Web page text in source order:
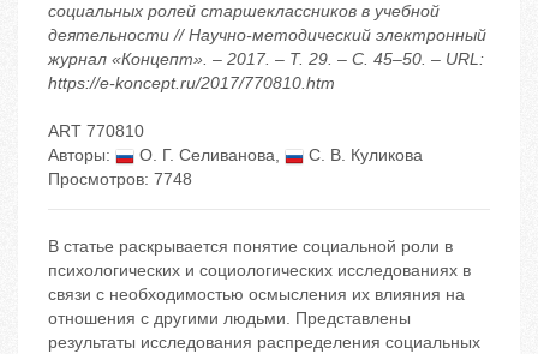
социальных ролей старшеклассников в учебной
деятельности // Научно-методический электронный
журнал «Концепт». – 2017. – Т. 29. – С. 45–50. – URL:
https://e-koncept.ru/2017/770810.htm
ART 770810
Авторы:
О. Г. Селиванова,
С. В. Куликова
Просмотров: 7748
В статье раскрывается понятие социальной роли в
психологических и социологических исследованиях в
связи с необходимостью осмысления их влияния на
отношения с другими людьми. Представлены
результаты исследования распределения социальных